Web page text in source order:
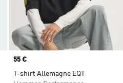
Prix
55 €
T-shirt Allemagne EQT